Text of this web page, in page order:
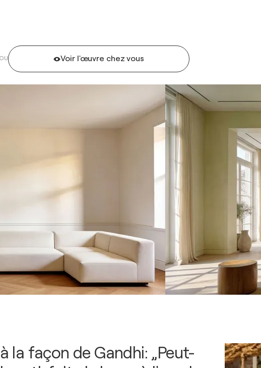
OU Voir l'œuvre chez vous
la façon de Gandhi: „Peut-